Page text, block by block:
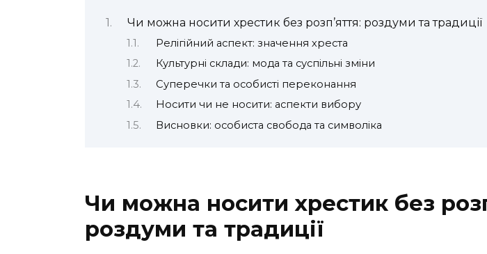
Чи можна носити хрестик без розп’яття: роздуми та традиції
Релігійний аспект: значення хреста
Культурні склади: мода та суспільні зміни
Суперечки та особисті переконання
Носити чи не носити: аспекти вибору
Висновки: особиста свобода та символіка
Чи можна носити хрестик без
роздуми та традиції